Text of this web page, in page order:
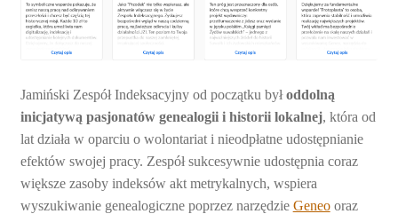
Jamiński Zespół Indeksacyjny od początku byłoddolną
inicjatywą pasjonatów genealogii i historii lokalnej, która od
lat działa w oparciu o wolontariat i nieodpłatne udostępnianie
efektów swojej pracy. Zespół sukcesywnie udostępnia coraz
większe zasoby indeksów akt metrykalnych, wspiera
wyszukiwanie genealogiczne poprzez narzędzie Geneooraz